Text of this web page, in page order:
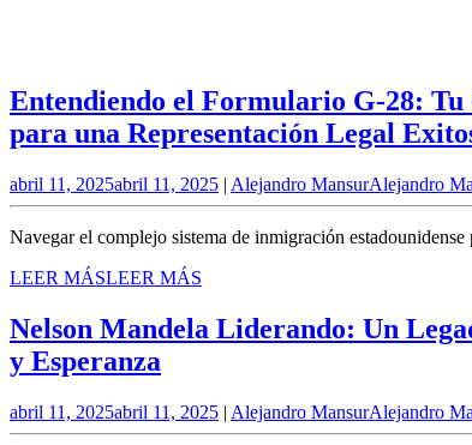
Entendiendo el Formulario G-28:
para una Representación Legal
abril 11, 2025abril 11, 2025 | Alejandro MansurAlejandro
Navegar el complejo sistema de inmigración
LEER MÁSLEER MÁS
Nelson Mandela Liderando: Un
y Esperanza
abril 11, 2025abril 11, 2025 | Alejandro MansurAlejandro